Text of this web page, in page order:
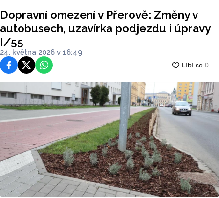
Dopravní omezení v Přerově: Změny v
autobusech, uzavírka podjezdu i úpravy
I/55
24. května 2026 v 16:49
FacebookPlatforma X
WhatsApp